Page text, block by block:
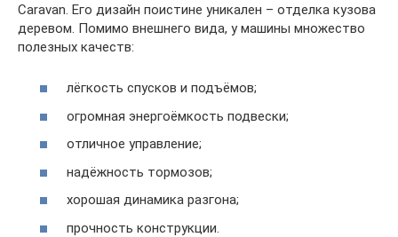
Caravan. Его дизайн поистине уникален – отделка кузова
деревом. Помимо внешнего вида, у машины множество
полезных качеств:
лёгкость спусков и подъёмов;
огромная энергоёмкость подвески;
отличное управление;
надёжность тормозов;
хорошая динамика разгона;
прочность конструкции.